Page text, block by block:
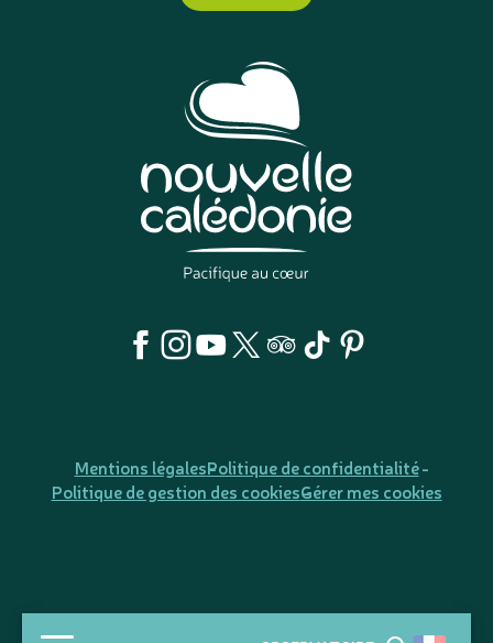
Mentions légalesPolitique de confidentialité
Politique de gestion des cookiesGérer mes cookies